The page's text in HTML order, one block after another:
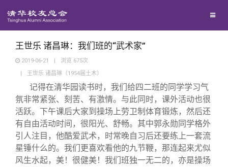
西南联大校友会
义工计划
新媒体平台
青春风采
校友文苑
校友讲坛
校友视界
王世乐 诸昌琳：我们班的“武术家”
2019-06-21 | 浏览 675次
|
王世乐 诸昌琳（1954届土木）
记得在清华园读书时，我们给四二班的同学学习气
氛非常紧张、刻苦、有激情。与此同时，课外活动也很
活跃。下午课后大家到操场上劳卫制体育锻炼，然后还
有自由活动时间，很阳光、舒畅。其中郭永勋同学格外
引人注目，他酷爱武术，时常晚自习后还要练上一套流
星锤什么的。我们更喜欢看他的九节鞭，那连起来尤似
风生水起，美！很健美！我们班独一无二的，亦是操场